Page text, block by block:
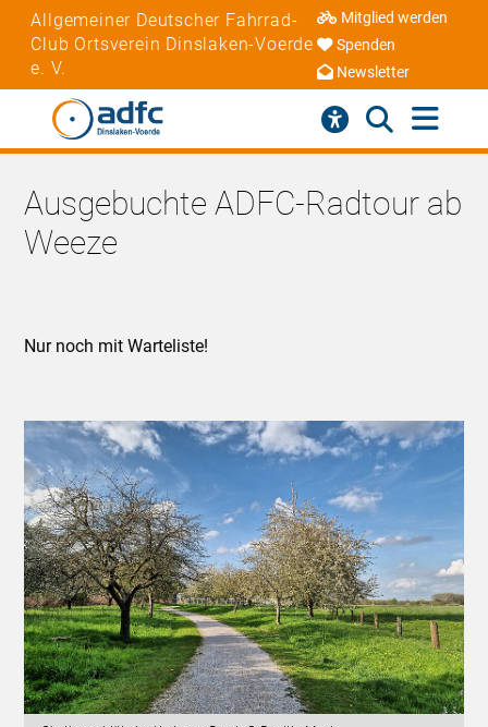
Allgemeiner Deutscher Fahrrad-
Club Ortsverein Dinslaken-Voerde
e. V.
Mitglied werden
Spenden
Newsletter
Ausgebuchte ADFC-Radtour ab
Weeze
Nur noch mit Warteliste!